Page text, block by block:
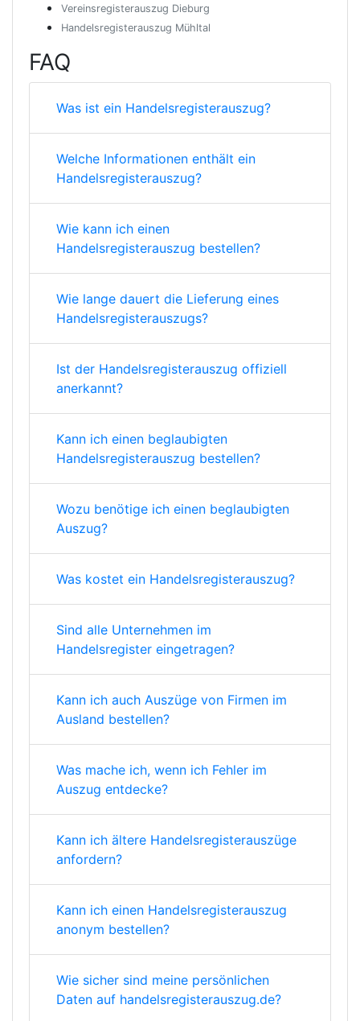
Vereinsregisterauszug Dieburg
Handelsregisterauszug Mühltal
FAQ
Was ist ein Handelsregisterauszug?
Welche Informationen enthält ein
Handelsregisterauszug?
Wie kann ich einen
Handelsregisterauszug bestellen?
Wie lange dauert die Lieferung eines
Handelsregisterauszugs?
Ist der Handelsregisterauszug offiziell
anerkannt?
Kann ich einen beglaubigten
Handelsregisterauszug bestellen?
Wozu benötige ich einen beglaubigten
Auszug?
Was kostet ein Handelsregisterauszug?
Sind alle Unternehmen im
Handelsregister eingetragen?
Kann ich auch Auszüge von Firmen im
Ausland bestellen?
Was mache ich, wenn ich Fehler im
Auszug entdecke?
Kann ich ältere Handelsregisterauszüge
anfordern?
Kann ich einen Handelsregisterauszug
anonym bestellen?
Wie sicher sind meine persönlichen
Daten auf handelsregisterauszug.de?